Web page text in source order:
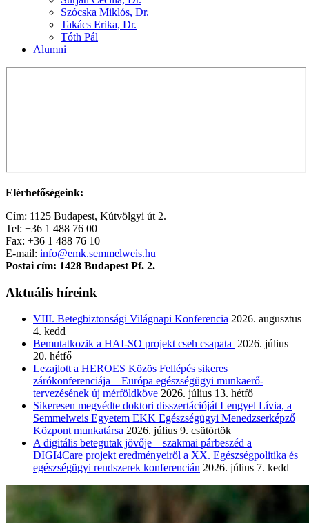
Szócska Miklós, Dr.
Takács Erika, Dr.
Tóth Pál
Alumni
Elérhetőségeink:
Cím: 1125 Budapest, Kútvölgyi út 2.
Tel: +36 1 488 76 00
Fax: +36 1 488 76 10
E-mail: info@emk.semmelweis.hu
Postai cím: 1428 Budapest Pf. 2.
Aktuális híreink
VIII. Betegbiztonsági Világnapi Konferencia 2026. augusztus
4. kedd
Bemutatkozik a HAI-SO projekt cseh csapata 2026. július
20. hétfő
Lezajlott a HEROES Közös Fellépés sikeres
zárókonferenciája – Európa egészségügyi munkaerő-
tervezésének új mérföldköve 2026. július 13. hétfő
Sikeresen megvédte doktori disszertációját Lengyel Lívia, a
Semmelweis Egyetem EKK Egészségügyi Menedzserképző
Központ munkatársa 2026. július 9. csütörtök
A digitális betegutak jövője – szakmai párbeszéd a
DIGI4Care projekt eredményeiről a XX. Egészségpolitika és
egészségügyi rendszerek konferencián 2026. július 7. kedd